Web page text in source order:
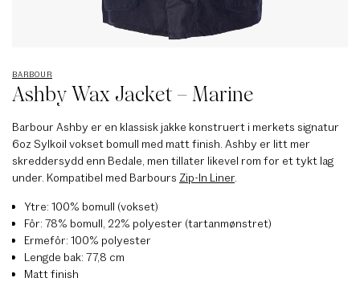
BARBOUR
Ashby Wax Jacket – Marine
Barbour Ashby er en klassisk jakke konstruert i merkets signatur
6oz Sylkoil vokset bomull med matt finish. Ashby er litt mer
skreddersydd enn Bedale, men tillater likevel rom for et tykt lag
under. Kompatibel med Barbours Zip-In Liner
Ytre: 100% bomull (vokset)
Fôr: 78% bomull, 22% polyester (tartanmønstret)
Ermefôr: 100% polyester
Lengde bak: 77,8 cm
Matt finish